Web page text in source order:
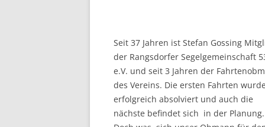
Seit 37 Jahren ist Stefan Gossing
der Rangsdorfer Segelgemeinschaft
e.V. und seit 3 Jahren der
des Vereins. Die ersten Fahrten
erfolgreich absolviert und auch die
nächste befindet sich in der Planung.